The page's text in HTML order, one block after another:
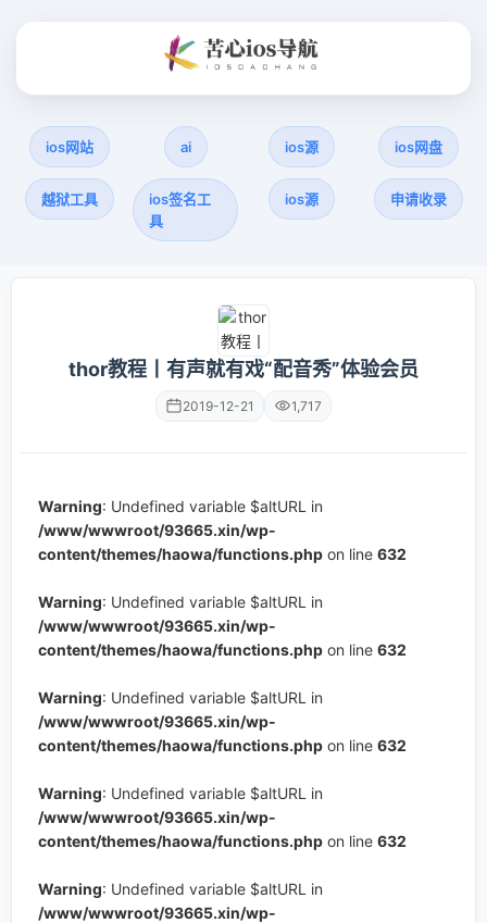
ios网站 ai ios源 ios网盘
越狱工具
ios签名工
具
ios源 申请收录
thor教程丨有声就有戏“配音秀”体验会员
2019-12-21 1,717
Warning: Undefined variable $altURL in
/www/wwwroot/93665.xin/wp-
content/themes/haowa/functions.php on line 632
Warning: Undefined variable $altURL in
/www/wwwroot/93665.xin/wp-
content/themes/haowa/functions.php on line 632
Warning: Undefined variable $altURL in
/www/wwwroot/93665.xin/wp-
content/themes/haowa/functions.php on line 632
Warning: Undefined variable $altURL in
/www/wwwroot/93665.xin/wp-
content/themes/haowa/functions.php on line 632
Warning: Undefined variable $altURL in
/www/wwwroot/93665.xin/wp-